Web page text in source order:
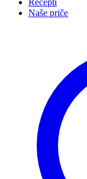
Recepti
Naše priče